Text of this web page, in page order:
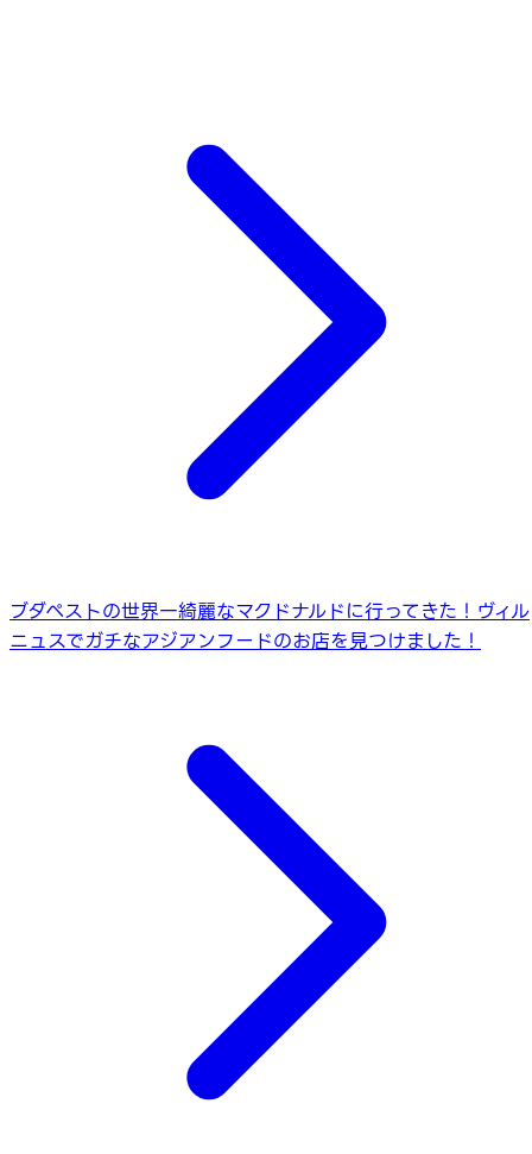
ブダペストの世界一綺麗なマクドナルドに行ってきた！ ヴィル
ニュスでガチなアジアンフードのお店を見つけました！